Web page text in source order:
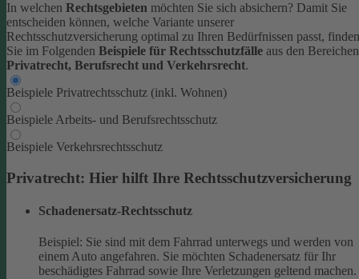
In welchen Rechtsgebieten möchten Sie sich absichern? Damit Sie
entscheiden können, welche Variante unserer
Rechtsschutzversicherung optimal zu Ihren Bedürfnissen passt, finden
Sie im Folgenden Beispiele für Rechtsschutzfälle aus den Bereichen
Privatrecht, Berufsrecht und Verkehrsrecht.
Beispiele Privatrechtsschutz (inkl. Wohnen)
Beispiele Arbeits- und Berufsrechtsschutz
Beispiele Verkehrsrechtsschutz
Privatrecht: Hier hilft Ihre Rechtsschutzversicherung
Schadenersatz-Rechtsschutz
Beispiel: Sie sind mit dem Fahrrad unterwegs und werden von
einem Auto angefahren. Sie möchten Schadenersatz für Ihr
beschädigtes Fahrrad sowie Ihre Verletzungen geltend machen.